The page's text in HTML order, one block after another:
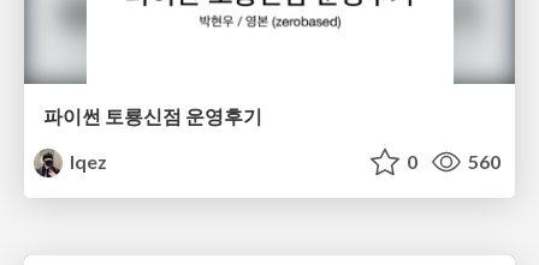
파이썬 토룡신점 운영후기
lqez
0 560